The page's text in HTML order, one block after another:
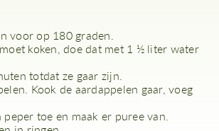
voor op 180 graden.
koken, doe dat met 1 ½ liter water
totdat ze gaar zijn.
Kook de aardappelen gaar, voeg
toe en maak er puree van.